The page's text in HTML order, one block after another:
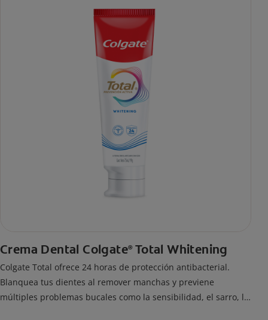
Crema Dental Colgate® Total Whitening
Colgate Total ofrece 24 horas de protección antibacterial.
Blanquea tus dientes al remover manchas y previene
múltiples problemas bucales como la sensibilidad, el sarro, la